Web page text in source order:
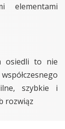
elementami
osiedli to nie
szybkie i
rozwiąz